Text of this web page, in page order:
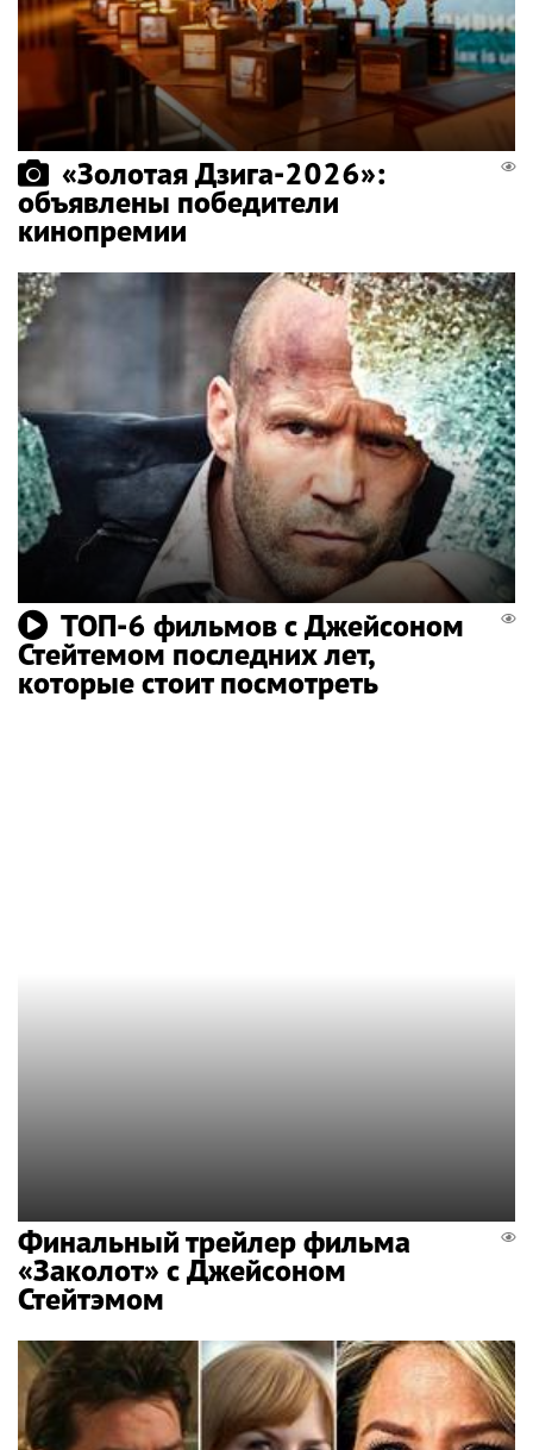
«Золотая Дзига-2026»:
объявлены победители
кинопремии
ТОП-6 фильмов с Джейсоном
Стейтемом последних лет,
которые стоит посмотреть
Финальный трейлер фильма
«Заколот» с Джейсоном
Стейтэмом